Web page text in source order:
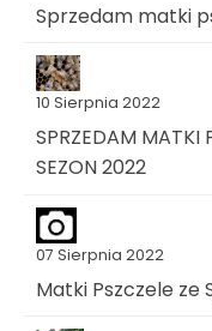
Sprzedam matki
10 Sierpnia 2022
SPRZEDAM MATKI
SEZON 2022
07 Sierpnia 2022
Matki Pszczele